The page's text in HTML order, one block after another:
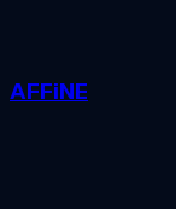
AFFiNE